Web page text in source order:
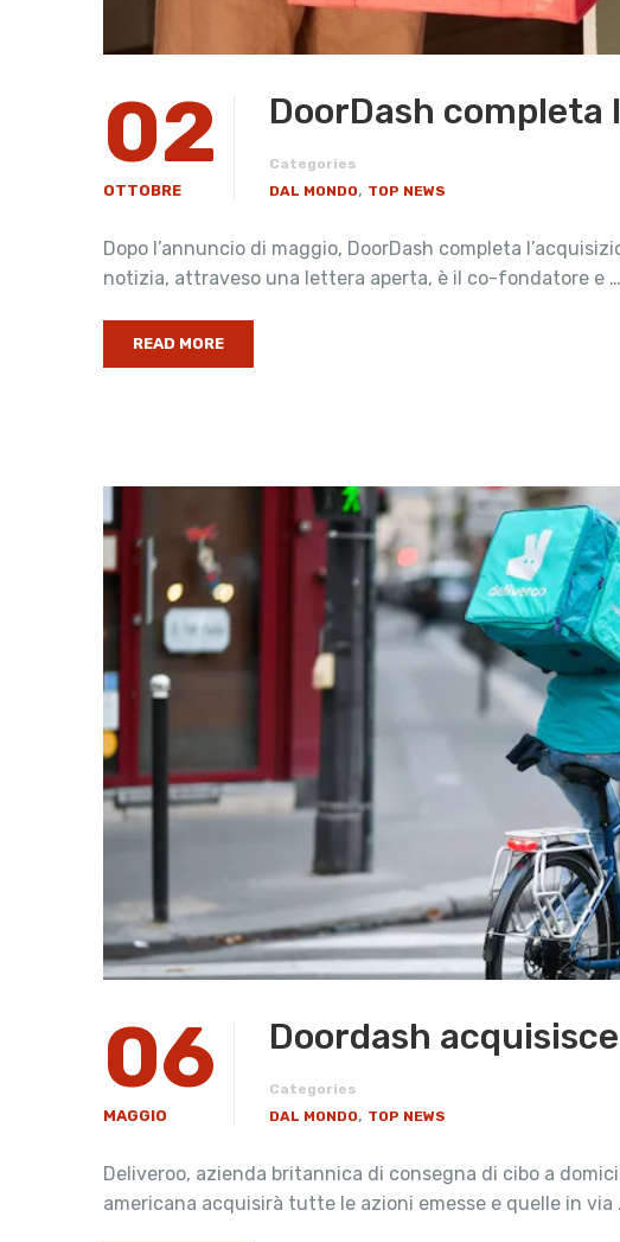
02
OTTOBRE
DoorDash completa
Categories
DAL MONDO, TOP NEWS
Dopo l’annuncio di maggio, DoorDash completa
notizia, attraveso una lettera aperta, è il co-fondatore e …
READ MORE
06
MAGGIO
Doordash
Categories
DAL MONDO, TOP NEWS
Deliveroo, azienda britannica di consegna di cibo a
americana acquisirà tutte le azioni emesse e quelle in via